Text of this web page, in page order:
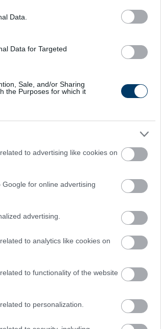
Data.
Data for Targeted
Sale, and/or Sharing
the Purposes for which it
to advertising like cookies on
for online advertising
advertising.
to analytics like cookies on
to functionality of the website
to personalization.
állagot.
előtt nem szabad besózni, mert a só
zsíros szalonna nemcsak ízt